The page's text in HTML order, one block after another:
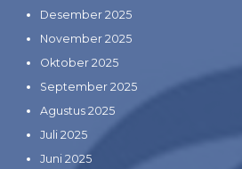
Desember 2025
November 2025
Oktober 2025
September 2025
Agustus 2025
Juli 2025
Juni 2025